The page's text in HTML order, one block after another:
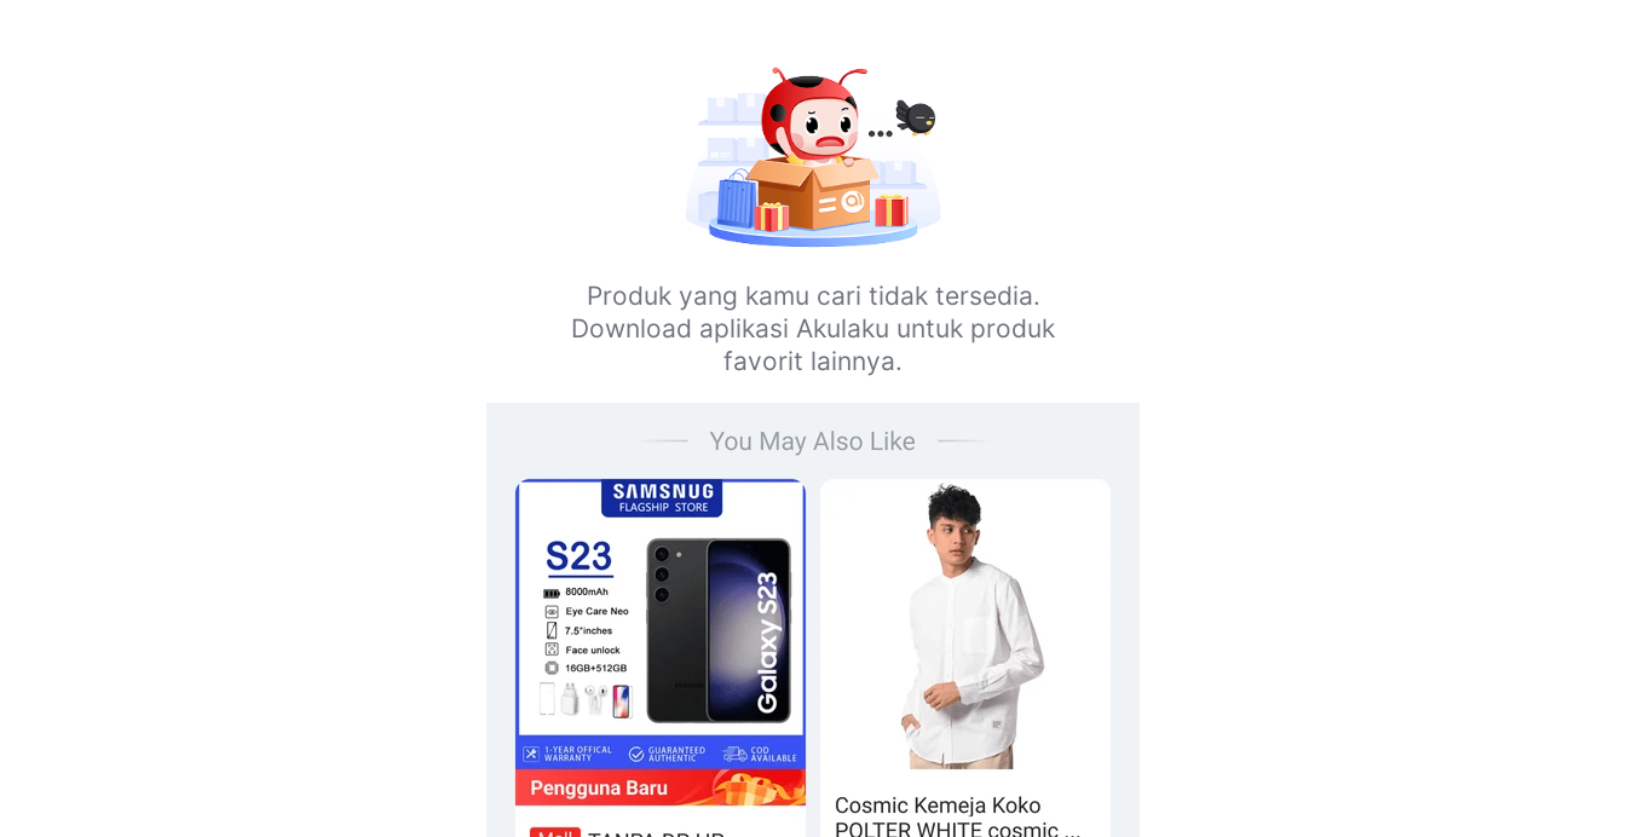
Produk yang kamu cari tidak tersedia.
Download aplikasi Akulaku untuk produk
favorit lainnya.